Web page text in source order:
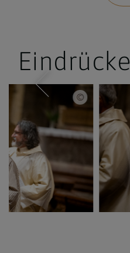
Erzdiözese